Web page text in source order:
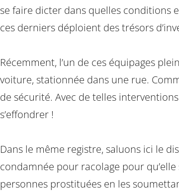
se faire dicter dans quelles conditions
ces derniers déploient des trésors
Récemment, l’un de ces équipages
voiture, stationnée dans une rue.
de sécurité. Avec de telles
s’effondrer !
Dans le même registre, saluons ici le
condamnée pour racolage pour
personnes prostituées en les